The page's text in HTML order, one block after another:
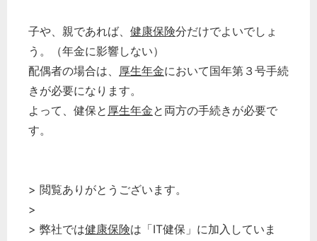
子や、親であれば、 健康保険分だけでよいでしょ
う。（年金に影響しない）
配偶者の場合は、 厚生年金において国年第３号手続
きが必要になります。
よって、健保と 厚生年金と両方の手続きが必要で
す。
> 閲覧ありがとうございます。
>
> 弊社では健康保険は「IT健保」に加入していま